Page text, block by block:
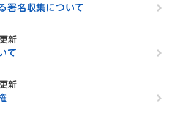
署名収集について
新
て
新